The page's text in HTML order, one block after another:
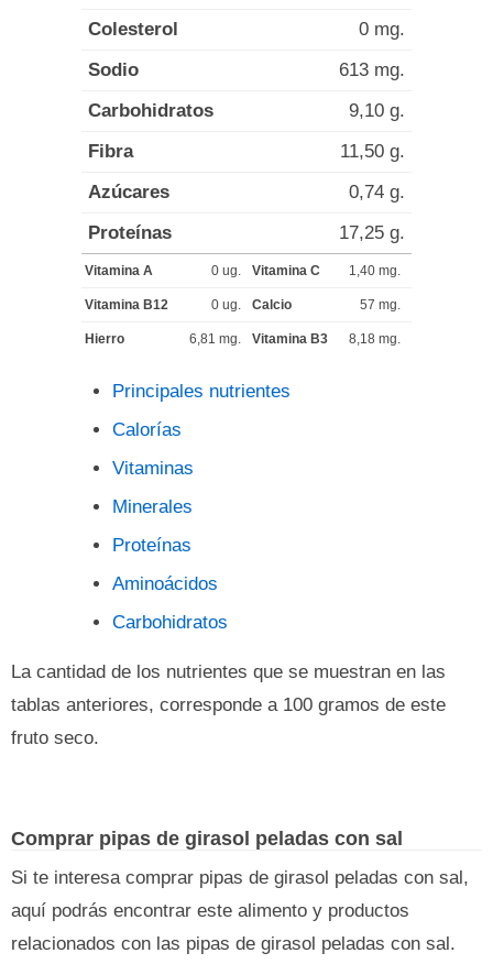
Colesterol
0 mg.
Sodio
613 mg.
Carbohidratos
9,10 g.
Fibra
11,50 g.
Azúcares
0,74 g.
Proteínas
17,25 g.
Vitamina A 0 ug. Vitamina C 1,40 mg.
Vitamina B12 0 ug. Calcio 57 mg.
Hierro 6,81 mg. Vitamina B3 8,18 mg.
Principales nutrientes
Calorías
Vitaminas
Minerales
Proteínas
Aminoácidos
Carbohidratos
La cantidad de los nutrientes que se muestran en las
tablas anteriores, corresponde a 100 gramos de este
fruto seco.
Comprar pipas de girasol peladas con sal
Si te interesa comprar pipas de girasol peladas con sal,
aquí podrás encontrar este alimento y productos
relacionados con las pipas de girasol peladas con sal.